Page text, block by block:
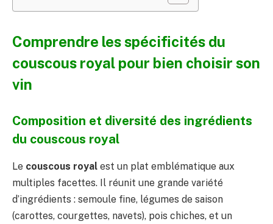
Comprendre les spécificités du
couscous royal pour bien choisir son
vin
Composition et diversité des ingrédients
du couscous royal
Le couscous royal est un plat emblématique aux
multiples facettes. Il réunit une grande variété
d’ingrédients : semoule fine, légumes de saison
(carottes, courgettes, navets), pois chiches, et un